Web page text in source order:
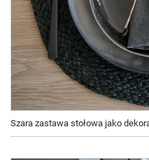
Szara zastawa stołowa jako